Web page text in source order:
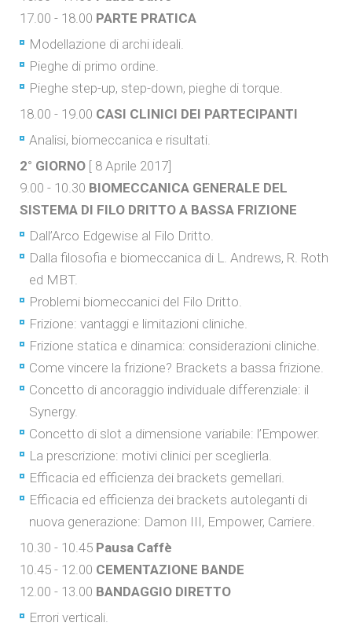
17.00 - 18.00 PARTE PRATICA
Modellazione di archi ideali.
Pieghe di primo ordine.
Pieghe step-up, step-down, pieghe di torque.
18.00 - 19.00 CASI CLINICI DEI PARTECIPANTI
Analisi, biomeccanica e risultati.
2° GIORNO [ 8 Aprile 2017]
9.00 - 10.30 BIOMECCANICA GENERALE DEL
SISTEMA DI FILO DRITTO A BASSA FRIZIONE
Dall’Arco Edgewise al Filo Dritto.
Dalla filosofia e biomeccanica di L. Andrews, R. Roth
ed MBT.
Problemi biomeccanici del Filo Dritto.
Frizione: vantaggi e limitazioni cliniche.
Frizione statica e dinamica: considerazioni cliniche.
Come vincere la frizione? Brackets a bassa frizione.
Concetto di ancoraggio individuale differenziale: il
Synergy.
Concetto di slot a dimensione variabile: l’Empower.
La prescrizione: motivi clinici per sceglierla.
Efficacia ed efficienza dei brackets gemellari.
Efficacia ed efficienza dei brackets autoleganti di
nuova generazione: Damon III, Empower, Carriere.
10.30 - 10.45 Pausa Caffè
10.45 - 12.00 CEMENTAZIONE BANDE
12.00 - 13.00 BANDAGGIO DIRETTO
Errori verticali.